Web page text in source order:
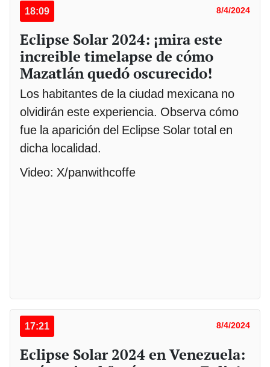
18:09 8/4/2024
Eclipse Solar 2024: ¡mira este
increible timelapse de cómo
Mazatlán quedó oscurecido!
Los habitantes de la ciudad mexicana no
olvidirán este experiencia. Observa cómo
fue la aparición del Eclipse Solar total en
dicha localidad.
Video: X/panwithcoffe
17:21 8/4/2024
Eclipse Solar 2024 en Venezuela: